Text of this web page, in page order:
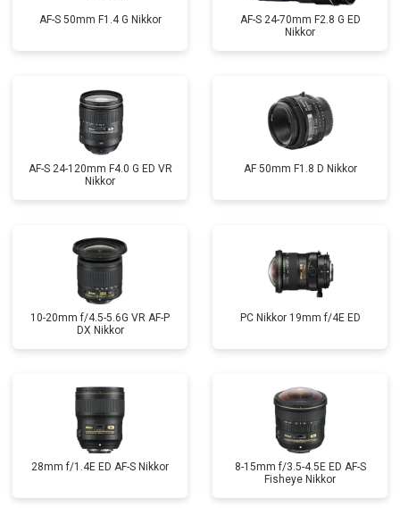
AF-S 50mm F1.4 G Nikkor
AF-S 24-70mm F2.8 G ED
Nikkor
AF-S 24-120mm F4.0 G ED VR
Nikkor
AF 50mm F1.8 D Nikkor
10-20mm f/4.5-5.6G VR AF-P
DX Nikkor
PC Nikkor 19mm f/4E ED
28mm f/1.4E ED AF-S Nikkor
8-15mm f/3.5-4.5E ED AF-S
Fisheye Nikkor